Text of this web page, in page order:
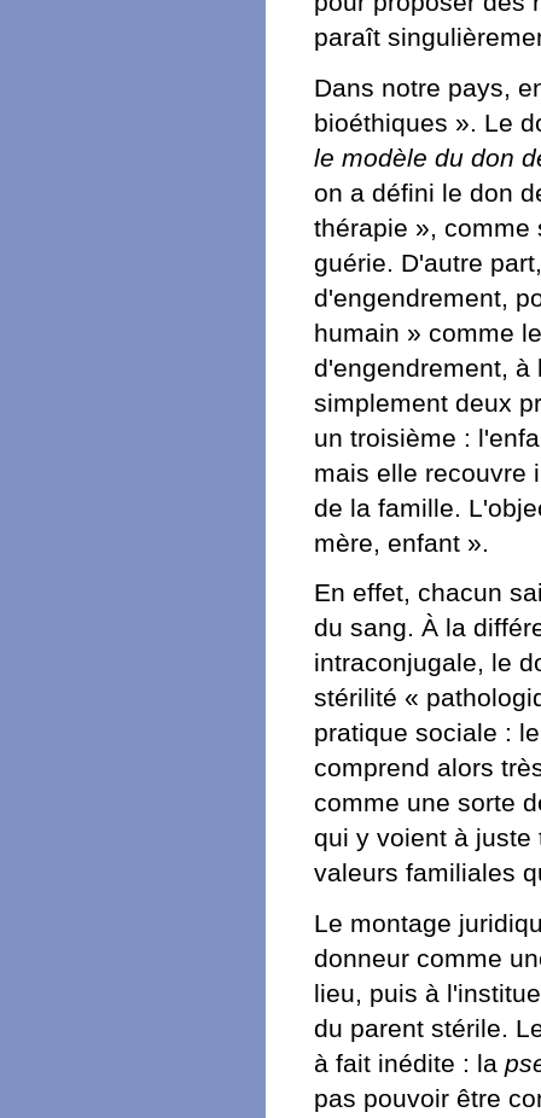
paraît
Dans notre pays,
bioéthiques ». Le
le modèle du don
on a défini le don
thérapie »,
guérie. D'autre
d'engendrement,
humain » comme
d'engendrement,
simplement deux
un troisième :
mais elle recouvre
de la famille.
mère, enfant ».
En effet, chacun
du sang. À la
intraconjugale, le
stérilité «
pratique sociale :
comprend alors
comme une sorte
qui y voient à juste
valeurs familiales
Le montage
donneur comme
lieu, puis à
du parent stérile.
à fait inédite : la
pas pouvoir être